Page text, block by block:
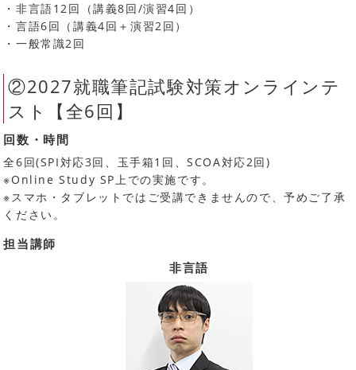
・非言語12回（講義8回/演習4回）
・言語6回（講義4回＋演習2回）
・一般常識2回
②2027就職筆記試験対策オンラインテ
スト【全6回】
回数・時間
全6回(SPI対応3回、玉手箱1回、SCOA対応2回)
※Online Study SP上での実施です。
※スマホ・タブレットではご受講できませんので、予めご了承
ください。
担当講師
非言語